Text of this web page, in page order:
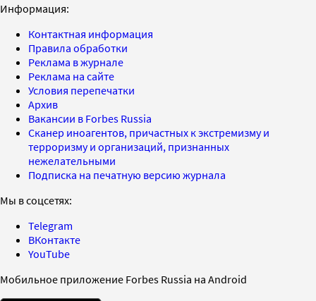
Информация:
Контактная информация
Правила обработки
Реклама в журнале
Реклама на сайте
Условия перепечатки
Архив
Вакансии в Forbes Russia
Сканер иноагентов, причастных к экстремизму и
терроризму и организаций, признанных
нежелательными
Подписка на печатную версию журнала
Мы в соцсетях:
Telegram
ВКонтакте
YouTube
Мобильное приложение Forbes Russia на Android